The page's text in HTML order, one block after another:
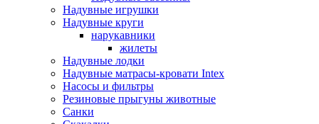
Надувные игрушки
Надувные круги
нарукавники
жилеты
Надувные лодки
Надувные матрасы-кровати Intex
Насосы и фильтры
Резиновые прыгуны животные
Санки